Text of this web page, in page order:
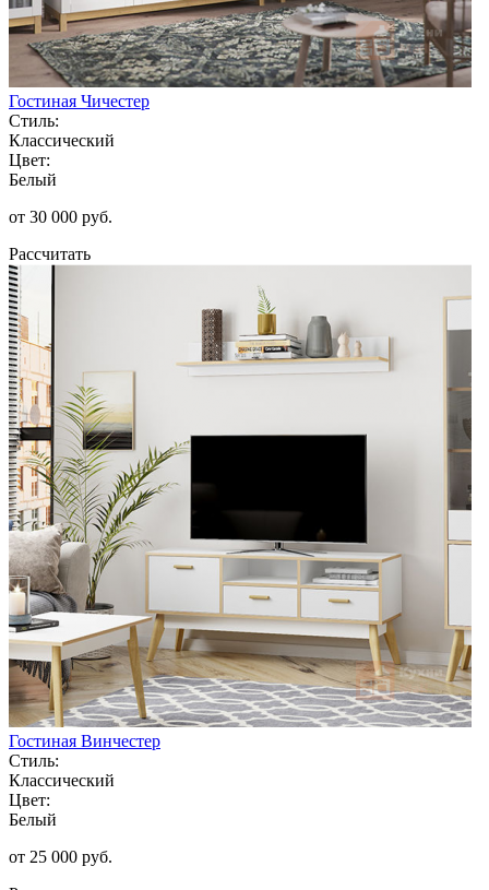
Гостиная Чичестер
Стиль:
Классический
Цвет:
Белый
от 30 000 руб.
Рассчитать
Гостиная Винчестер
Стиль:
Классический
Цвет:
Белый
от 25 000 руб.